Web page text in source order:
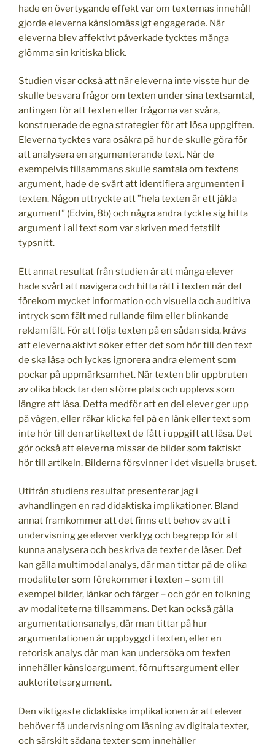
hade en övertygande effekt var om texternas innehåll
gjorde eleverna känslomässigt engagerade. När
eleverna blev affektivt påverkade tycktes många
glömma sin kritiska blick.
Studien visar också att när eleverna inte visste hur de
skulle besvara frågor om texten under sina textsamtal,
antingen för att texten eller frågorna var svåra,
konstruerade de egna strategier för att lösa uppgiften.
Eleverna tycktes vara osäkra på hur de skulle göra för
att analysera en argumenterande text. När de
exempelvis tillsammans skulle samtala om textens
argument, hade de svårt att identifiera argumenten i
texten. Någon uttryckte att ”hela texten är ett jäkla
argument” (Edvin, 8b) och några andra tyckte sig hitta
argument i all text som var skriven med fetstilt
typsnitt.
Ett annat resultat från studien är att många elever
hade svårt att navigera och hitta rätt i texten när det
förekom mycket information och visuella och auditiva
intryck som fält med rullande film eller blinkande
reklamfält. För att följa texten på en sådan sida, krävs
att eleverna aktivt söker efter det som hör till den text
de ska läsa och lyckas ignorera andra element som
pockar på uppmärksamhet. När texten blir uppbruten
av olika block tar den större plats och upplevs som
längre att läsa. Detta medför att en del elever ger upp
på vägen, eller råkar klicka fel på en länk eller text som
inte hör till den artikeltext de fått i uppgift att läsa. Det
gör också att eleverna missar de bilder som faktiskt
hör till artikeln. Bilderna försvinner i det visuella bruset.
Utifrån studiens resultat presenterar jag i
avhandlingen en rad didaktiska implikationer. Bland
annat framkommer att det finns ett behov av att i
undervisning ge elever verktyg och begrepp för att
kunna analysera och beskriva de texter de läser. Det
kan gälla multimodal analys, där man tittar på de olika
modaliteter som förekommer i texten – som till
exempel bilder, länkar och färger – och gör en tolkning
av modaliteterna tillsammans. Det kan också gälla
argumentationsanalys, där man tittar på hur
argumentationen är uppbyggd i texten, eller en
retorisk analys där man kan undersöka om texten
innehåller känsloargument, förnuftsargument eller
auktoritetsargument.
Den viktigaste didaktiska implikationen är att elever
behöver få undervisning om läsning av digitala texter,
och särskilt sådana texter som innehåller